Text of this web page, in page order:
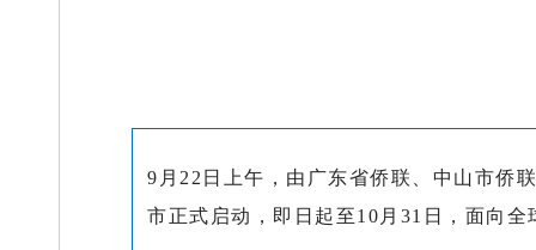
9月22日上午，由广东省侨联、中山市侨
市正式启动，即日起至10月31日，面向全